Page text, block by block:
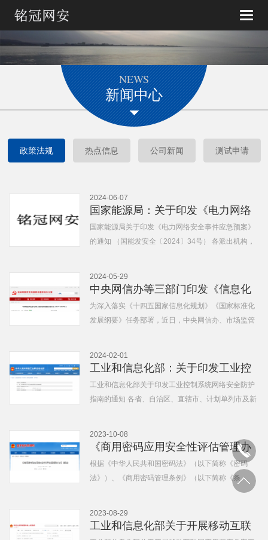
Toggle
NEWS
新闻中心
政策法规 热点信息 公司新闻 测试申请
2024-06-07
国家能源局：关于印发《电力网络
安全事件应急预案》的通知...
国家能源局关于印发《电力网络安全事件应急预案》
的通知 （国能发安全〔2024〕34号） 各派出机构，
2024-05-29
中央网信办等三部门印发《信息化
标准建设行动计划（2024—20...
为深入落实《十四五国家信息化规划》《国家标准化
发展纲要》任务部署，近日，中央网信办、市场监管
2024-02-01
工业和信息化部：关于印发工业控
制系统网络安全防护指南的通...
工业和信息化部关于印发工业控制系统网络安全防护
指南的通知 各省、自治区、直辖市、计划单列市及新
2023-10-08
《商用密码应用安全性评估管理办
法》解读
根据《中华人民共和国密码法》（以下简称《密码
法》）、《商用密码管理条例》（以下简称《条
2023-08-29
工业和信息化部关于开展移动互联